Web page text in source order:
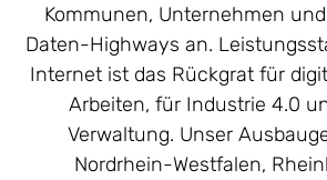
Kommunen, Unternehmen
Daten-Highways an.
Internet ist das Rückgrat für
Arbeiten, für Industrie 4.0
Verwaltung. Unser
Nordrhein-Westfalen,